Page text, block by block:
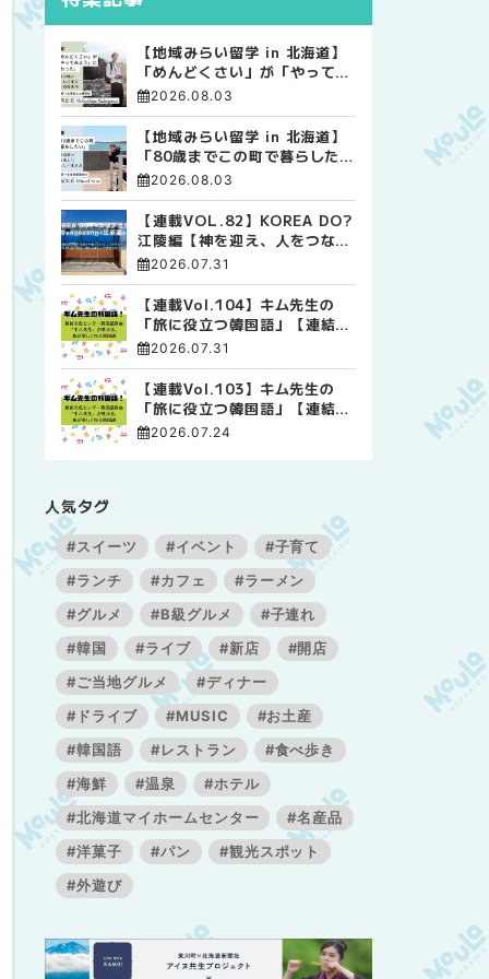
【地域みらい留学 in 北海道】
「めんどくさい」が「やってみ
よう」に変わった。 十勝の風
自由な高校生活
2026.08.03
【地域みらい留学 in 北海道】
「80歳までこの町で暮らした
い」 標津高校で踏み出した、
2026.08.03
【連載VOL.82】KOREA DO?
江陵編【神を迎え、人をつなぐ
時間 ― 江陵端午祭 】
2026.07.31
【連載Vol.104】キム先生の
「旅に役立つ韓国語」【連結語
尾について その4】
2026.07.31
【連載Vol.103】キム先生の
「旅に役立つ韓国語」【連結語
尾について その3】
2026.07.24
人気タグ
#スイーツ #イベント
#子育て
#ランチ
#カフェ
#ラーメン
#グルメ
#B級グルメ
#子連れ
#韓国
#ライブ #新店
#開店
#ご当地グルメ
#ディナー
#ドライブ
#MUSIC
#お土産
#韓国語
#レストラン
#食べ歩き
#海鮮
#温泉
#ホテル
#北海道マイホームセンター
#名産品
#洋菓子
#パン
#観光スポット
#外遊び